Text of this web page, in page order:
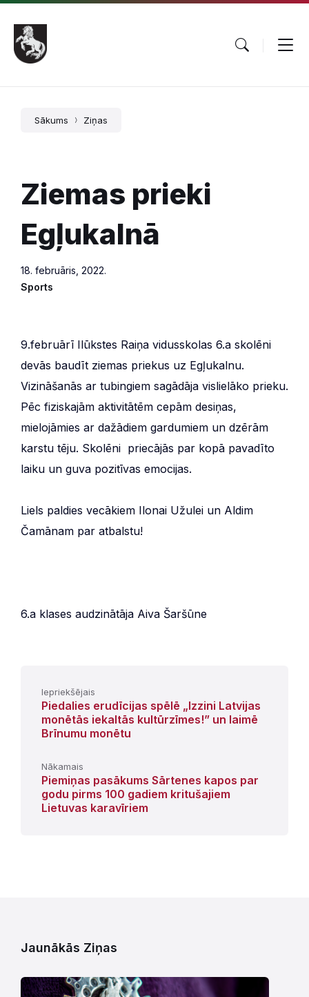
Pāriet
saturu
Skip
main
navigation
Skip
footer
Sākums Ziņas
Ziemas prieki
Egļukalnā
18. februāris, 2022.
Sports
9.februārī Ilūkstes Raiņa vidusskolas 6.a skolēni
devās baudīt ziemas priekus uz Egļukalnu.
Vizināšanās ar tubingiem sagādāja vislielāko prieku.
Pēc fiziskajām aktivitātēm cepām desiņas,
mielojāmies ar dažādiem gardumiem un dzērām
karstu tēju. Skolēni priecājās par kopā pavadīto
laiku un guva pozitīvas emocijas.
Liels paldies vecākiem Ilonai Užulei un Aldim
Čamānam par atbalstu!
6.a klases audzinātāja Aiva Šaršūne
Iepriekšējais
Piedalies erudīcijas spēlē „Izzini Latvijas
monētās iekaltās kultūrzīmes!” un laimē
Brīnumu monētu
Nākamais
Piemiņas pasākums Sārtenes kapos par
godu pirms 100 gadiem kritušajiem
Lietuvas karavīriem
Jaunākās Ziņas